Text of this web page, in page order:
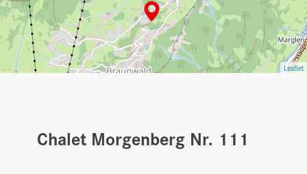
Leaflet
Chalet Morgenberg Nr. 111